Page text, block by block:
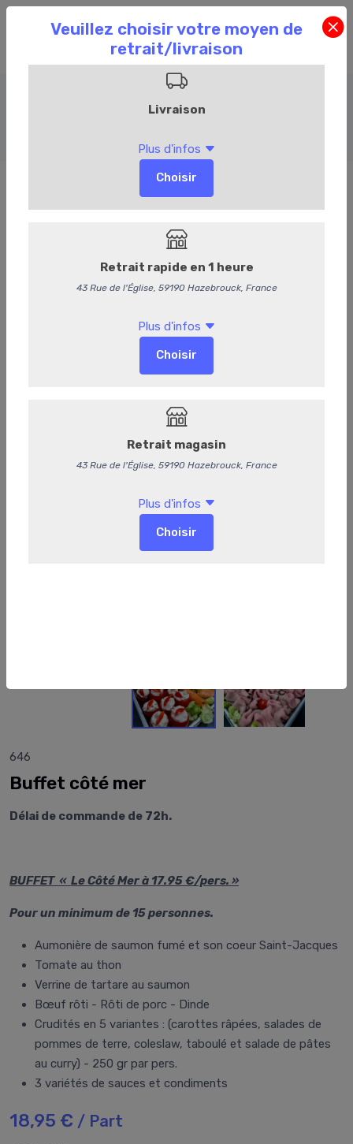
Buffets
646
Buffet côté mer
Délai de commande de 72h.
BUFFET « Le Côté Mer à 17.95 €/pers. »
Pour un minimum de 15 personnes.
Aumonière de saumon fumé et son coeur Saint-Jacques
Tomate au thon
Verrine de tartare au saumon
Bœuf rôti - Rôti de porc - Dinde
Crudités en 5 variantes : (carottes râpées, salades de
pommes de terre, coleslaw, taboulé et salade de pâtes
au curry) - 250 gr par pers.
3 variétés de sauces et condiments
18,95 € / Part